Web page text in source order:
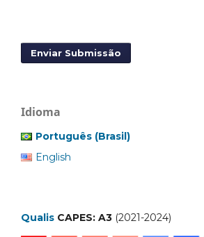
Enviar Submissão
Idioma
Português (Brasil)
English
Qualis CAPES: A3 (2021-2024)